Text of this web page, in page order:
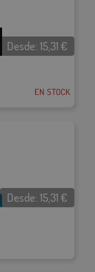
Desde:15,31 €
EN STOCK
Desde:15,31 €